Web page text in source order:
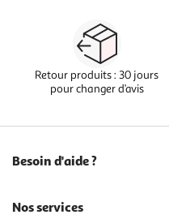
Retour produits : 30 jours
pour changer d’avis
Besoin d'aide ?
Nos services